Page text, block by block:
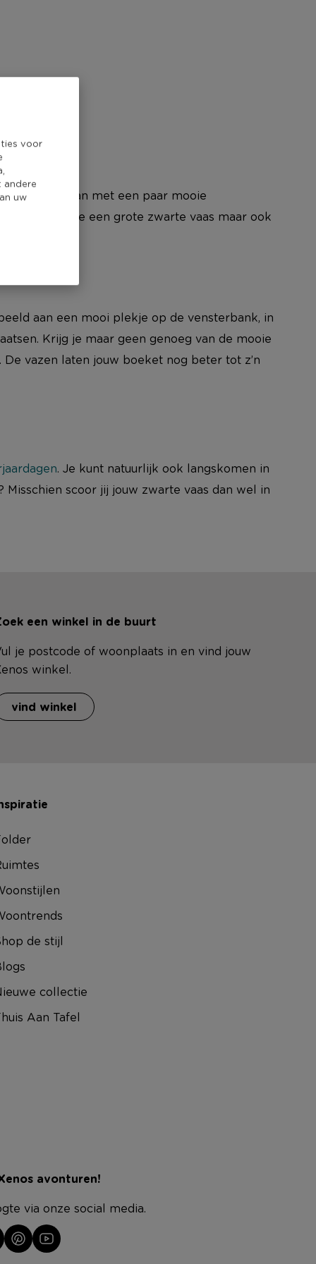
voor
andere
uw
laat staan met een paar mooie
hebben we een grote zwarte vaas maar ook
aan een mooi plekje op de vensterbank, in
Krijg je maar geen genoeg van de mooie
vazen laten jouw boeket nog beter tot z’n
. Je kunt natuurlijk ook langskomen in
Misschien scoor jij jouw zwarte vaas dan wel in
een winkel in de buurt
je postcode of woonplaats in en vind jouw
winkel.
vind winkel
de stijl
collectie
Aan Tafel
avonturen!
via onze social media.